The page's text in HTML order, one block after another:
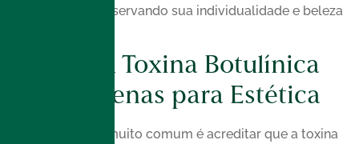
harmoniosos, preservando sua individualidade e beleza
Mito 2: A Toxina Botulínica
Serve Apenas para Estética
Outro equívoco muito comum é acreditar que a toxina